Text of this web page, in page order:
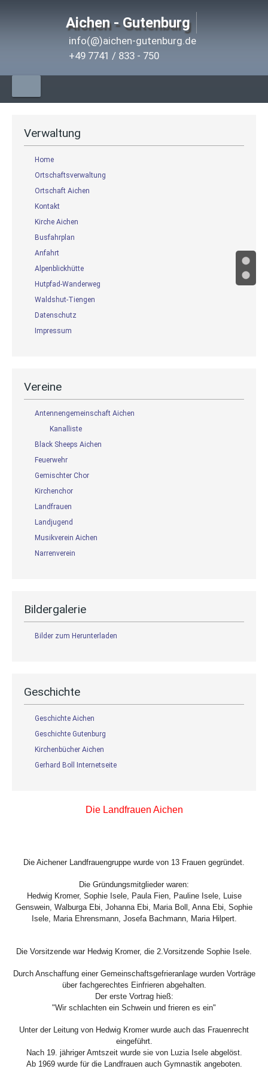
Aichen - Gutenburg
info(@)aichen-gutenburg.de
+49 7741 / 833 - 750
Verwaltung
Home
Ortschaftsverwaltung
Ortschaft Aichen
Kontakt
Kirche Aichen
Busfahrplan
Anfahrt
Alpenblickhütte
Hutpfad-Wanderweg
Waldshut-Tiengen
Datenschutz
Impressum
Vereine
Antennengemeinschaft Aichen
Kanalliste
Black Sheeps Aichen
Feuerwehr
Gemischter Chor
Kirchenchor
Landfrauen
Landjugend
Musikverein Aichen
Narrenverein
Bildergalerie
Bilder zum Herunterladen
Geschichte
Geschichte Aichen
Geschichte Gutenburg
Kirchenbücher Aichen
Gerhard Boll Internetseite
Die Landfrauen Aichen
Die Aichener Landfrauengruppe wurde von 13 Frauen gegründet.
Die Gründungsmitglieder waren:
Hedwig Kromer, Sophie Isele, Paula Fien, Pauline Isele, Luise
Genswein, Walburga Ebi, Johanna Ebi, Maria Boll, Anna Ebi, Sophie
Isele, Maria Ehrensmann, Josefa Bachmann, Maria Hilpert.
Die Vorsitzende war Hedwig Kromer, die 2.Vorsitzende Sophie Isele.
Durch Anschaffung einer Gemeinschaftsgefrieranlage wurden Vorträge
über fachgerechtes Einfrieren abgehalten.
Der erste Vortrag hieß:
"Wir schlachten ein Schwein und frieren es ein"
Unter der Leitung von Hedwig Kromer wurde auch das Frauenrecht
eingeführt.
Nach 19. jähriger Amtszeit wurde sie von Luzia Isele abgelöst.
Ab 1969 wurde für die Landfrauen auch Gymnastik angeboten.